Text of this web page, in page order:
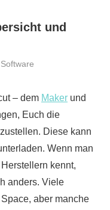
und
Software
– dem Maker und
Euch die
Diese kann
Wenn man
kennt,
anders. Viele
aber manche